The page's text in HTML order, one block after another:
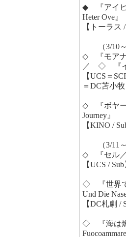
◆ 『アイヒ
Heter Ove』
【トーラス
（3/10
◇ 『モアナ
／ ◇ 『イ
【UCS＝
＝DC苫小
◇ 『ボヤー
Journey』
【KINO /
（3/11
◇ 『セル／
【UCS /
◇ 『世界で
Und Die
【DC札劇 /
◇ 『海は燃